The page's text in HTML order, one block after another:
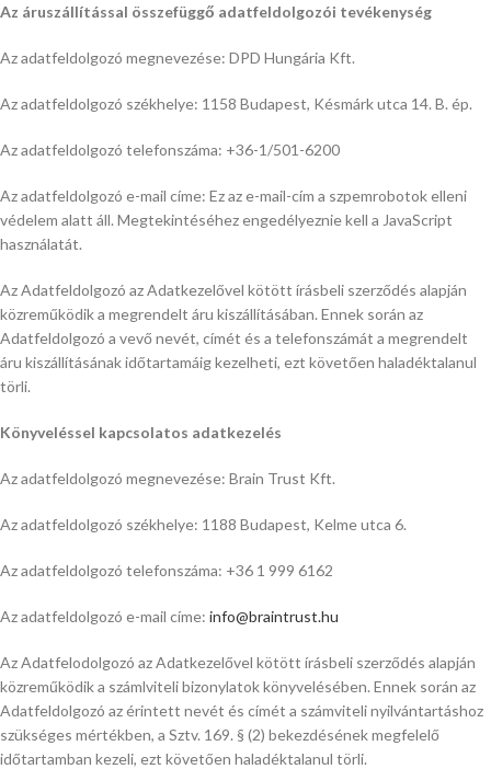
Az áruszállítással összefüggő adatfeldolgozói tevékenység
Az adatfeldolgozó megnevezése: DPD Hungária Kft.
Az adatfeldolgozó székhelye: 1158 Budapest, Késmárk utca 14. B. ép.
Az adatfeldolgozó telefonszáma: +36-1/501-6200
Az adatfeldolgozó e-mail címe: Ez az e-mail-cím a szpemrobotok elleni
védelem alatt áll. Megtekintéséhez engedélyeznie kell a JavaScript
használatát.
Az Adatfeldolgozó az Adatkezelővel kötött írásbeli szerződés alapján
közreműködik a megrendelt áru kiszállításában. Ennek során az
Adatfeldolgozó a vevő nevét, címét és a telefonszámát a megrendelt
áru kiszállításának időtartamáig kezelheti, ezt követően haladéktalanul
törli.
Könyveléssel kapcsolatos adatkezelés
Az adatfeldolgozó megnevezése: Brain Trust Kft.
Az adatfeldolgozó székhelye: 1188 Budapest, Kelme utca 6.
Az adatfeldolgozó telefonszáma: +36 1 999 6162
Az adatfeldolgozó e-mail címe: info@braintrust.hu
Az Adatfelodolgozó az Adatkezelővel kötött írásbeli szerződés alapján
közreműködik a számlviteli bizonylatok könyvelésében. Ennek során az
Adatfeldolgozó az érintett nevét és címét a számviteli nyilvántartáshoz
szükséges mértékben, a Sztv. 169. § (2) bekezdésének megfelelő
időtartamban kezeli, ezt követően haladéktalanul törli.